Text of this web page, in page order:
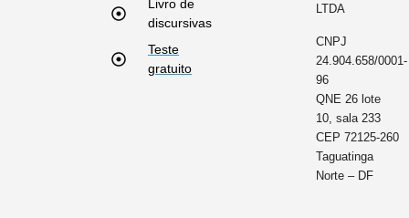
Livro de
discursivas
Teste
gratuito
LTDA
CNPJ
24.904.658/0001-
96
QNE 26 lote
10, sala 233
CEP 72125-260
Taguatinga
Norte – DF